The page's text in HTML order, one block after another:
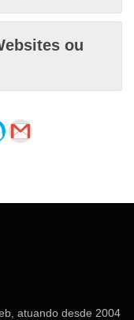
ou
atuando desde 2004